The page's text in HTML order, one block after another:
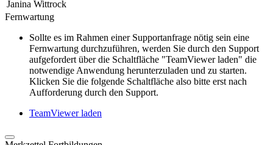
Janina Wittrock
Fernwartung
Sollte es im Rahmen einer Supportanfrage nötig sein eine
Fernwartung durchzuführen, werden Sie durch den Support
aufgefordert über die Schaltfläche "TeamViewer laden" die
notwendige Anwendung herunterzuladen und zu starten.
Klicken Sie die folgende Schaltfläche also bitte erst nach
Aufforderung durch den Support.
TeamViewer laden